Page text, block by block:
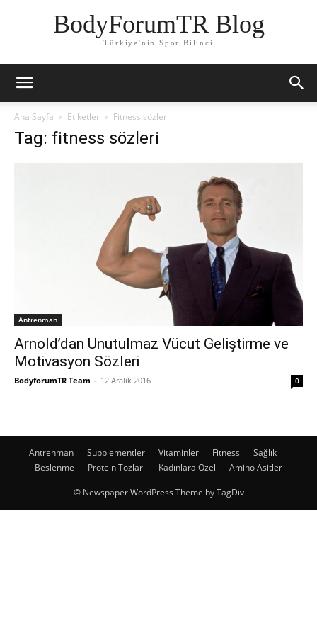
BodyForumTR Blog
Türkiye'nin Spor Bilinci
Ana Sayfa Etiketler Fitness sözleri
Tag: fitness sözleri
Antrenman
Arnold’dan Unutulmaz Vücut Geliştirme ve
Motivasyon Sözleri
BodyforumTR Team - 12 Aralık 2016 0
Antrenman Supplementler Vitaminler Fitness
Sağlık
Beslenme
Protein Tozları Kadınlara Özel Amino Asitler
© Newspaper WordPress Theme by TagDiv